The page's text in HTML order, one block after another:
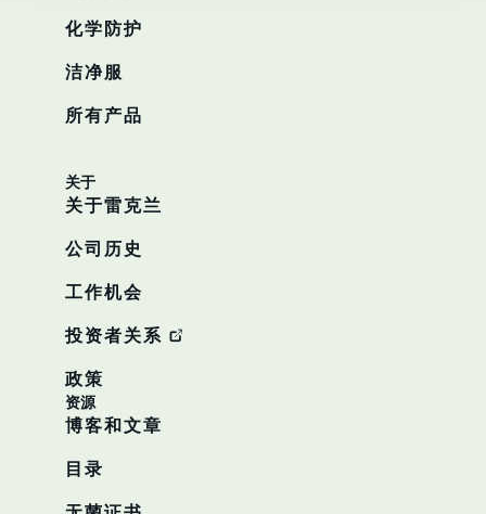
化学防护
洁净服
所有产品
关于
关于雷克兰
公司历史
工作机会
投资者关系
政策
资源
博客和文章
目录